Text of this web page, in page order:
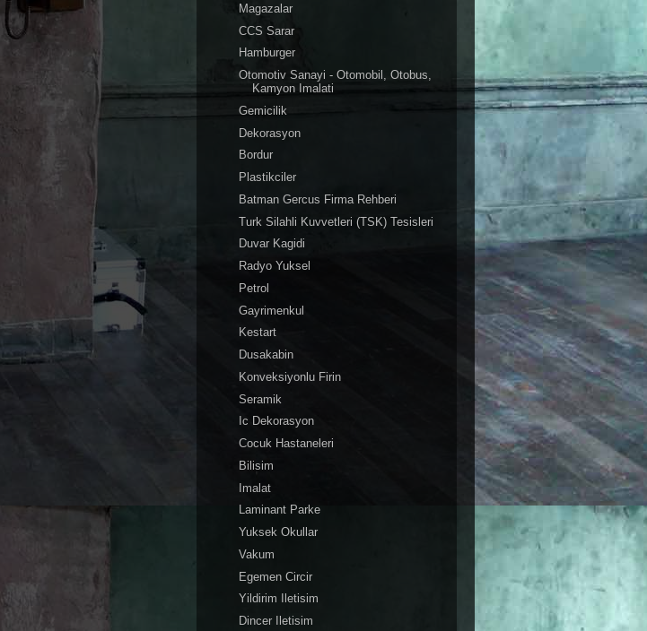
Magazalar
CCS Sarar
Hamburger
Otomotiv Sanayi - Otomobil, Otobus,
Kamyon Imalati
Gemicilik
Dekorasyon
Bordur
Plastikciler
Batman Gercus Firma Rehberi
Turk Silahli Kuvvetleri (TSK) Tesisleri
Duvar Kagidi
Radyo Yuksel
Petrol
Gayrimenkul
Kestart
Dusakabin
Konveksiyonlu Firin
Seramik
Ic Dekorasyon
Cocuk Hastaneleri
Bilisim
Imalat
Laminant Parke
Yuksek Okullar
Vakum
Egemen Circir
Yildirim Iletisim
Dincer Iletisim